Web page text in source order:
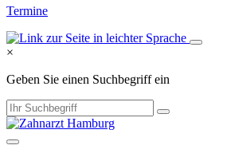
Termine
×
Geben Sie einen Suchbegriff ein